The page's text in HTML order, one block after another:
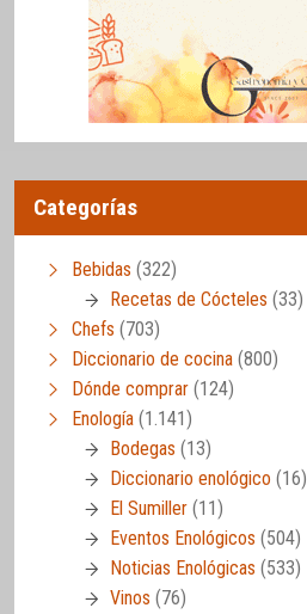
Categorías
Bebidas (322)
Recetas de Cócteles (33)
Chefs (703)
Diccionario de cocina (800)
Dónde comprar (124)
Enología (1.141)
Bodegas (13)
Diccionario enológico (16)
El Sumiller (11)
Eventos Enológicos (504)
Noticias Enológicas (533)
Vinos (76)